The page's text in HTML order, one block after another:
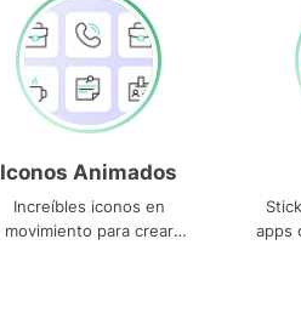
Iconos Animados
Increíbles iconos en
movimiento para crear
apps